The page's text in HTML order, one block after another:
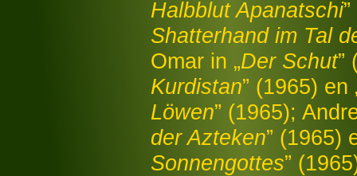
Halbblut Apanatschi
Shatterhand im Tal
Omar in „Der Schut”
Kurdistan” (1965) en
Löwen” (1965);
der Azteken” (1965)
Sonnengottes”